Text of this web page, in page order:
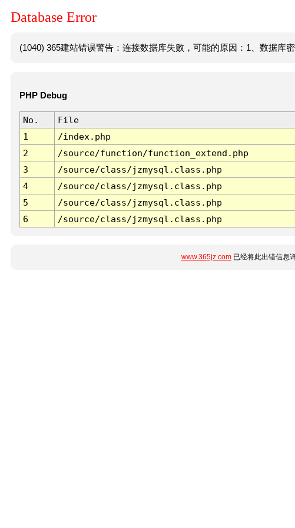
Database Error
(1040) 365建站错误警告：连接数据库失败，可能的原因：1、数据库
PHP Debug
No. File
1
/index.php
2
/source/function/function_extend.php
3
/source/class/jzmysql.class.php
4
/source/class/jzmysql.class.php
5
/source/class/jzmysql.class.php
6
/source/class/jzmysql.class.php
www.365jz.com已经将此出错信息